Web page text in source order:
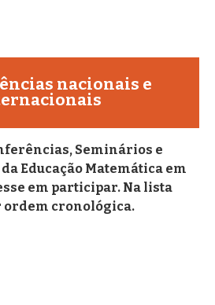
nacionais e
Seminários e
Educação Matemática em
em participar. Na lista
ordem cronológica.